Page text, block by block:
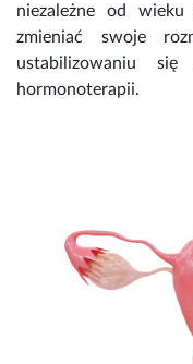
niezależne od
zmieniać swoje
ustabilizowaniu
hormonoterapii.